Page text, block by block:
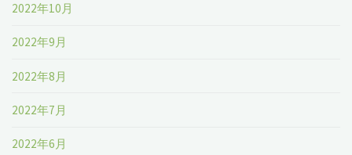
2022年10月
2022年9月
2022年8月
2022年7月
2022年6月